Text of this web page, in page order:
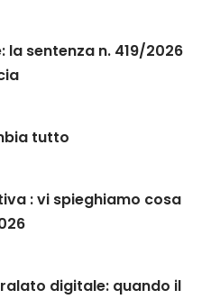
sentenza n. 419/2026
tutto
: vi spieghiamo cosa
digitale: quando il